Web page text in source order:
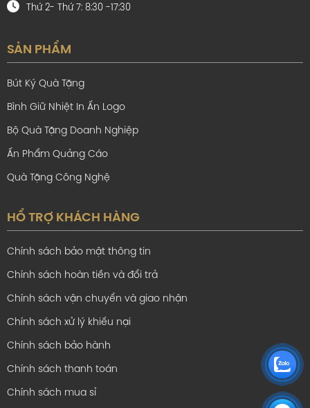
Thứ 2- Thứ 7: 8:30 -17:30
SẢN PHẨM
Bút Ký Quà Tặng
Bình Giữ Nhiệt In Ấn Logo
Bộ Quà Tặng Doanh Nghiệp
Ấn Phẩm Quảng Cáo
Quà Tặng Công Nghệ
HỔ TRỢ KHÁCH HÀNG
Chính sách bảo mật thông tin
Chính sách hoàn tiền và đổi trả
Chính sách vận chuyển và giao nhận
Chính sách xử lý khiếu nại
Chính sách bảo hành
Chính sách thanh toán
Chính sách mua sỉ